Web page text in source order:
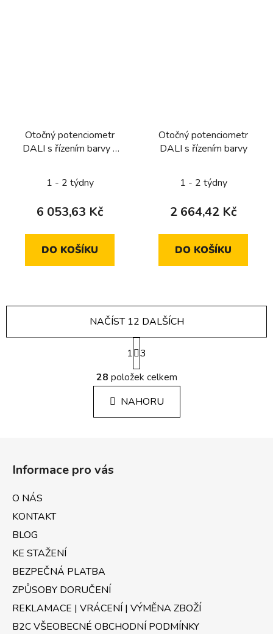
Otočný potenciometr
DALI s řízením barvy a
napájecím zdrojem
1 - 2 týdny
6 053,63 Kč
DO KOŠÍKU
Otočný potenciometr
DALI s řízením barvy
1 - 2 týdny
2 664,42 Kč
DO KOŠÍKU
O
v
l
á
d
u
NAČÍST 12 DALŠÍCH
S
t
r
á
n
k
1 3
28 položek celkem
NAHORU
Informace pro vás
O NÁS
KONTAKT
BLOG
KE STAŽENÍ
BEZPEČNÁ PLATBA
ZPŮSOBY DORUČENÍ
REKLAMACE | VRÁCENÍ | VÝMĚNA ZBOŽÍ
B2C VŠEOBECNÉ OBCHODNÍ PODMÍNKY